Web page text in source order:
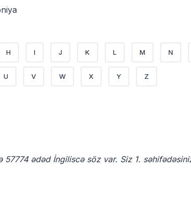
H I J K L M N
U V W X Y Z
ədəd İngiliscə söz var. Siz 1.